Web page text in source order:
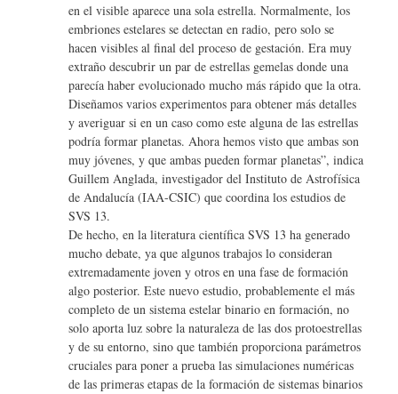
en el visible aparece una sola estrella. Normalmente, los
embriones estelares se detectan en radio, pero solo se
hacen visibles al final del proceso de gestación. Era muy
extraño descubrir un par de estrellas gemelas donde una
parecía haber evolucionado mucho más rápido que la otra.
Diseñamos varios experimentos para obtener más detalles
y averiguar si en un caso como este alguna de las estrellas
podría formar planetas. Ahora hemos visto que ambas son
muy jóvenes, y que ambas pueden formar planetas”, indica
Guillem Anglada, investigador del Instituto de Astrofísica
de Andalucía (IAA-CSIC) que coordina los estudios de
SVS 13.
De hecho, en la literatura científica SVS 13 ha generado
mucho debate, ya que algunos trabajos lo consideran
extremadamente joven y otros en una fase de formación
algo posterior. Este nuevo estudio, probablemente el más
completo de un sistema estelar binario en formación, no
solo aporta luz sobre la naturaleza de las dos protoestrellas
y de su entorno, sino que también proporciona parámetros
cruciales para poner a prueba las simulaciones numéricas
de las primeras etapas de la formación de sistemas binarios